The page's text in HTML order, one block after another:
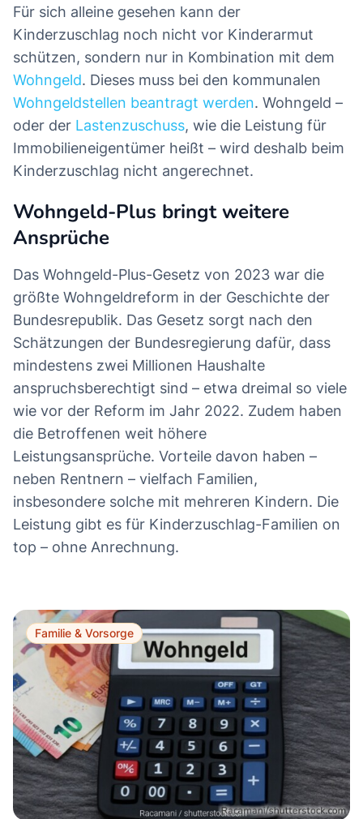
Für sich alleine gesehen kann der
Kinderzuschlag noch nicht vor Kinderarmut
schützen, sondern nur in Kombination mit dem
Wohngeld. Dieses muss bei den kommunalen
Wohngeldstellen beantragt werden. Wohngeld –
oder der Lastenzuschuss, wie die Leistung für
Immobilieneigentümer heißt – wird deshalb beim
Kinderzuschlag nicht angerechnet.
Wohngeld-Plus bringt weitere
Ansprüche
Das Wohngeld-Plus-Gesetz von 2023 war die
größte Wohngeldreform in der Geschichte der
Bundesrepublik. Das Gesetz sorgt nach den
Schätzungen der Bundesregierung dafür, dass
mindestens zwei Millionen Haushalte
anspruchsberechtigt sind – etwa dreimal so viele
wie vor der Reform im Jahr 2022. Zudem haben
die Betroffenen weit höhere
Leistungsansprüche. Vorteile davon haben –
neben Rentnern – vielfach Familien,
insbesondere solche mit mehreren Kindern. Die
Leistung gibt es für Kinderzuschlag-Familien on
top – ohne Anrechnung.
Familie & Vorsorge